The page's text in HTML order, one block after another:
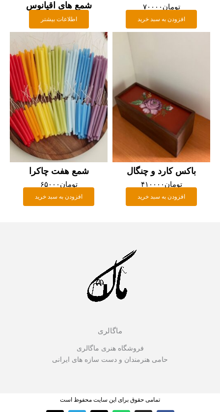
۷۰۰۰۰
افزودن به سبد خرید
شمع های اقیانوس
اطلاعات بیشتر
باکس کارد و چنگال
۴۱۰۰۰۰
افزودن به سبد خرید
شمع هفت چاکرا
۶۵۰۰۰
افزودن به سبد خرید
ماگالری
فروشگاه هنری ماگالری
حامی هنرمندان و دست سازه های ایرانی
تمامی حقوق برای این سایت محفوظ است